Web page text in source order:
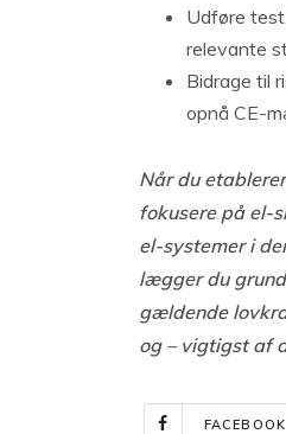
Udføre
relevante
Bidrage til
opnå CE-
Når du
fokusere på el-
el-systemer i
lægger du
gældende
og – vigtigst af
FACEBOOK